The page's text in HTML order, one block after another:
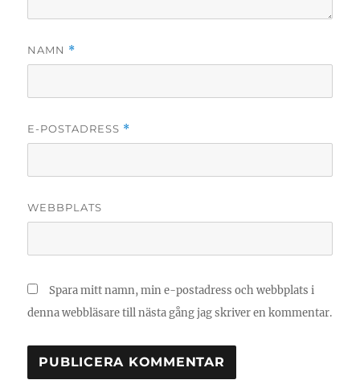
NAMN *
E-POSTADRESS *
WEBBPLATS
Spara mitt namn, min e-postadress och webbplats i
denna webbläsare till nästa gång jag skriver en kommentar.